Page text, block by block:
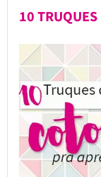
10 TRUQUES